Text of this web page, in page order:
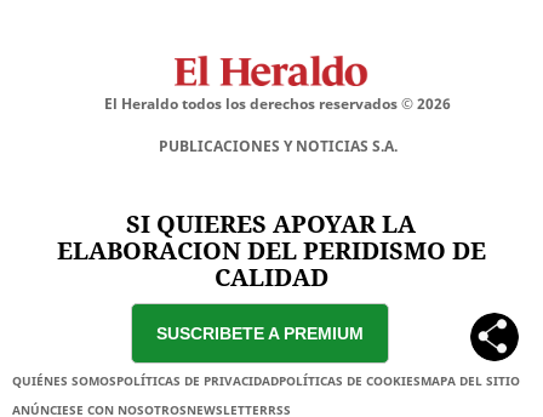
El Heraldo todos los derechos reservados ©2026
PUBLICACIONES Y NOTICIAS S.A.
SI QUIERES APOYAR LA
ELABORACION DEL PERIDISMO DE
CALIDAD
SUSCRIBETE A PREMIUM
QUIÉNES SOMOSPOLÍTICAS DE PRIVACIDADPOLÍTICAS DE COOKIESMAPA DEL SITIO
ANÚNCIESE CON NOSOTROSNEWSLETTERRSS